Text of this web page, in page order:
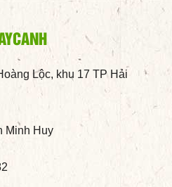
Lộc, khu 17 TP Hải
Minh Huy